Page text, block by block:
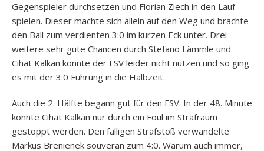
Gegenspieler durchsetzen und Florian Ziech in den Lauf
spielen. Dieser machte sich allein auf den Weg und brachte
den Ball zum verdienten 3:0 im kurzen Eck unter. Drei
weitere sehr gute Chancen durch Stefano Lämmle und
Cihat Kalkan konnte der FSV leider nicht nutzen und so ging
es mit der 3:0 Führung in die Halbzeit.
Auch die 2. Hälfte begann gut für den FSV. In der 48. Minute
konnte Cihat Kalkan nur durch ein Foul im Strafraum
gestoppt werden. Den fälligen Strafstoß verwandelte
Markus Brenienek souverän zum 4:0. Warum auch immer,